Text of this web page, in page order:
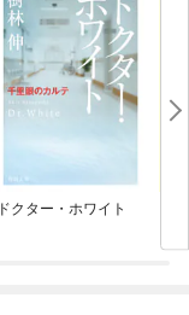
ドクター・ホワイト